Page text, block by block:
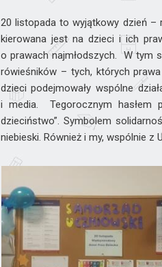
20 listopada to wyjątkowy dzień –
kierowana jest na dzieci i ich
o prawach najmłodszych. W tym
rówieśników – tych, których
dzieci podejmowały wspólne
i media. Tegorocznym hasłem
dzieciństwo”. Symbolem
niebieski. Również i my, wspólnie z